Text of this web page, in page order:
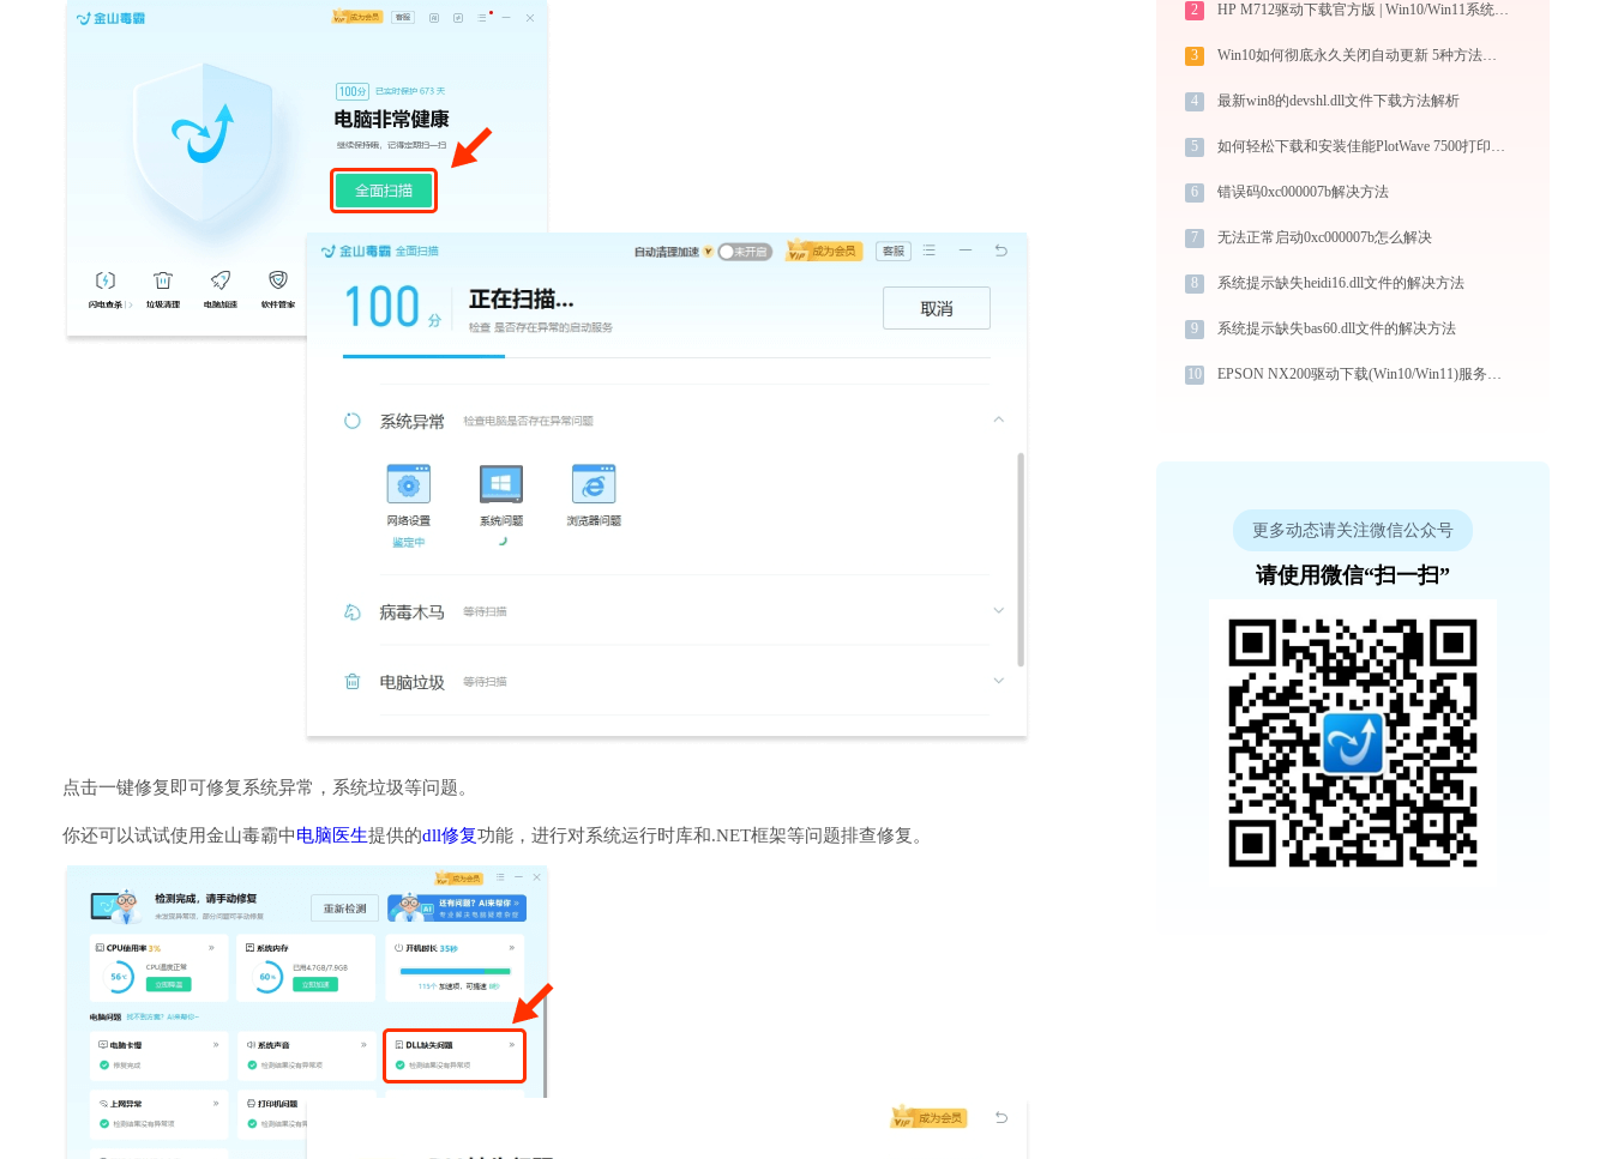
点击一键修复即可修复系统异常，系统垃圾等问题。
你还可以试试使用金山毒霸中电脑医生提供的dll修复功能，进行对系统运行时库和.NET框架等问题排查修复。
2 HP M712驱动下载官方版 | Win10/Win11系统兼容
3 Win10如何彻底永久关闭自动更新 5种方法教你永久关闭win10自动更新
4 最新win8的devshl.dll文件下载方法解析
5 如何轻松下载和安装佳能PlotWave 7500打印机驱动？跟着这篇指南走
6 错误码0xc000007b解决方法
7 无法正常启动0xc000007b怎么解决
8 系统提示缺失heidi16.dll文件的解决方法
9 系统提示缺失bas60.dll文件的解决方法
10 EPSON NX200驱动下载(Win10/Win11)服务与支持
更多动态请关注微信公众号
请使用微信“扫一扫”